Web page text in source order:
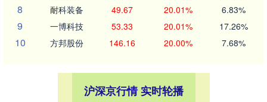
8 耐科装备 49.67 20.01% 6.83%
9 一博科技 53.33 20.01% 17.26%
10 方邦股份 146.16 20.00% 7.68%
沪深京行情 实时轮播